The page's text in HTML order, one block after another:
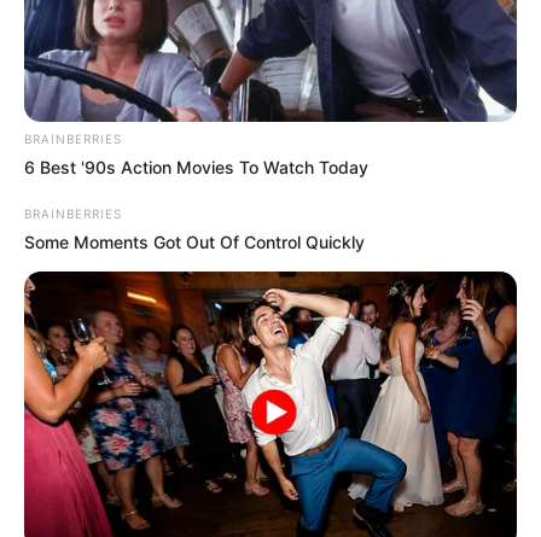
BRAINBERRIES
6 Best '90s Action Movies To Watch Today
BRAINBERRIES
Some Moments Got Out Of Control Quickly